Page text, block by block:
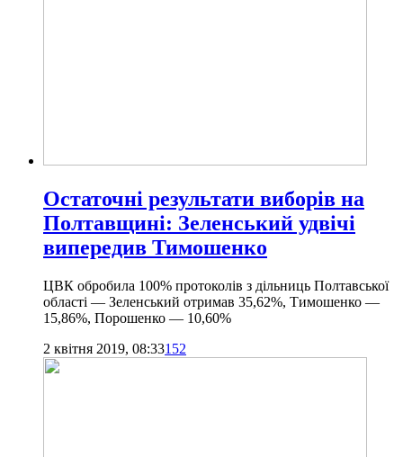
Остаточні результати виборів на
Полтавщині: Зеленський удвічі
випередив Тимошенко
ЦВК обробила 100% протоколів з дільниць Полтавської
області — Зеленський отримав 35,62%, Тимошенко —
15,86%, Порошенко — 10,60%
2 квітня 2019, 08:33152